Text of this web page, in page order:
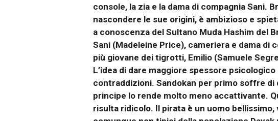
console, la zia e la dama di compagnia Sani.
nascondere le sue origini, è ambizioso e
a conoscenza del Sultano Muda Hashim del
Sani (Madeleine Price), cameriera e dama di
più giovane dei tigrotti, Emilio (Samuele
L’idea di dare maggiore spessore
contraddizioni. Sandokan per primo soffre
principe lo rende molto meno accattivante.
risulta ridicolo. Il pirata è un uomo